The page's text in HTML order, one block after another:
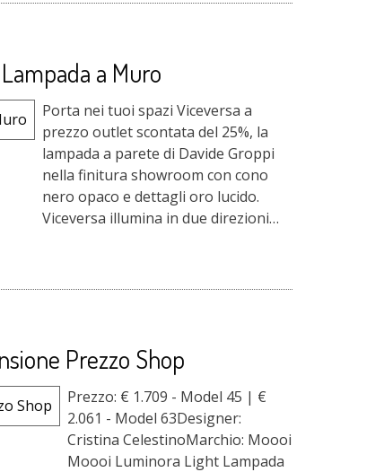
a Muro
Porta nei tuoi spazi Viceversa a
prezzo outlet scontata del 25%, la
lampada a parete di Davide Groppi
nella finitura showroom con cono
nero opaco e dettagli oro lucido.
Viceversa illumina in due direzioni
Prezzo Shop
Prezzo: € 1.709 - Model 45 | €
2.061 - Model 63Designer:
Cristina CelestinoMarchio: Moooi
Moooi Luminora Light Lampada